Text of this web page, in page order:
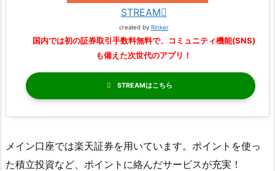
STREAM
created by Rinker
国内では初の証券取引手数料無料で、コミュニティ機能(SNS)
も備えた次世代のアプリ！
STREAM
メイン口座では楽天証券を用いています。ポイントを使っ
た積立投資など、ポイントに絡んだサービスが充実！